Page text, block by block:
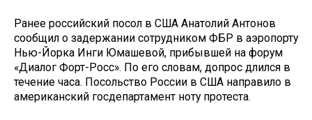
Ранее российский посол в США Анатолий Антонов
сообщил о задержании сотрудником ФБР в аэропорту
Нью-Йорка Инги Юмашевой, прибывшей на форум
«Диалог Форт-Росс». По его словам, допрос длился в
течение часа. Посольство России в США направило в
американский госдепартамент ноту протеста.